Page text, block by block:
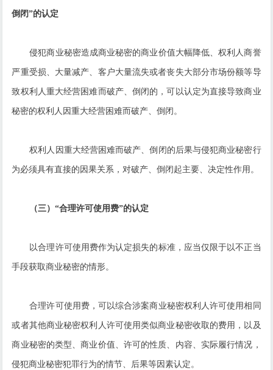
倒闭”的认定
侵犯商业秘密造成商业秘密的商业价值大幅降低、权利人商誉
严重受损、大量减产、客户大量流失或者丧失大部分市场份额等导
致权利人重大经营困难而破产、倒闭的，可以认定为直接导致商业
秘密的权利人因重大经营困难而破产、倒闭。
权利人因重大经营困难而破产、倒闭的后果与侵犯商业秘密行
为必须具有直接的因果关系，对破产、倒闭起主要、决定性作用。
（三）“合理许可使用费”的认定
以合理许可使用费作为认定损失的标准，应当仅限于以不正当
手段获取商业秘密的情形。
合理许可使用费，可以综合涉案商业秘密权利人许可使用相同
或者其他商业秘密权利人许可使用类似商业秘密收取的费用，以及
商业秘密的类型、商业价值、许可的性质、内容、实际履行情况，
侵犯商业秘密犯罪行为的情节、后果等因素认定。